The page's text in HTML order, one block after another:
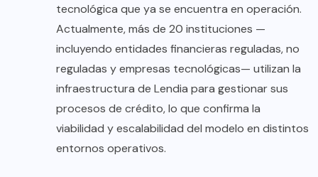
tecnológica que ya se encuentra en operación.
Actualmente, más de 20 instituciones —
incluyendo entidades financieras reguladas, no
reguladas y empresas tecnológicas— utilizan la
infraestructura de Lendia para gestionar sus
procesos de crédito, lo que confirma la
viabilidad y escalabilidad del modelo en distintos
entornos operativos.